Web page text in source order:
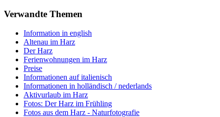
Verwandte Themen
Information in english
Altenau im Harz
Der Harz
Ferienwohnungen im Harz
Preise
Informationen auf italienisch
Informationen in holländisch / nederlands
Aktivurlaub im Harz
Fotos: Der Harz im Frühling
Fotos aus dem Harz - Naturfotografie